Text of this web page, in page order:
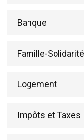
Banque
Famille-Solidarité
Logement
Impôts et Taxes